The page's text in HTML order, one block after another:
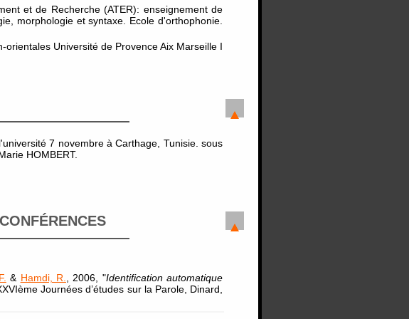
et de Recherche (ATER): enseignement de
morphologie et syntaxe. Ecole d'orthophonie.
Université de Provence Aix Marseille I
7 novembre à Carthage, Tunisie. sous
HOMBERT.
& Hamdi, R. , 2006, "Identification automatique
Journées d’études sur la Parole, Dinard,